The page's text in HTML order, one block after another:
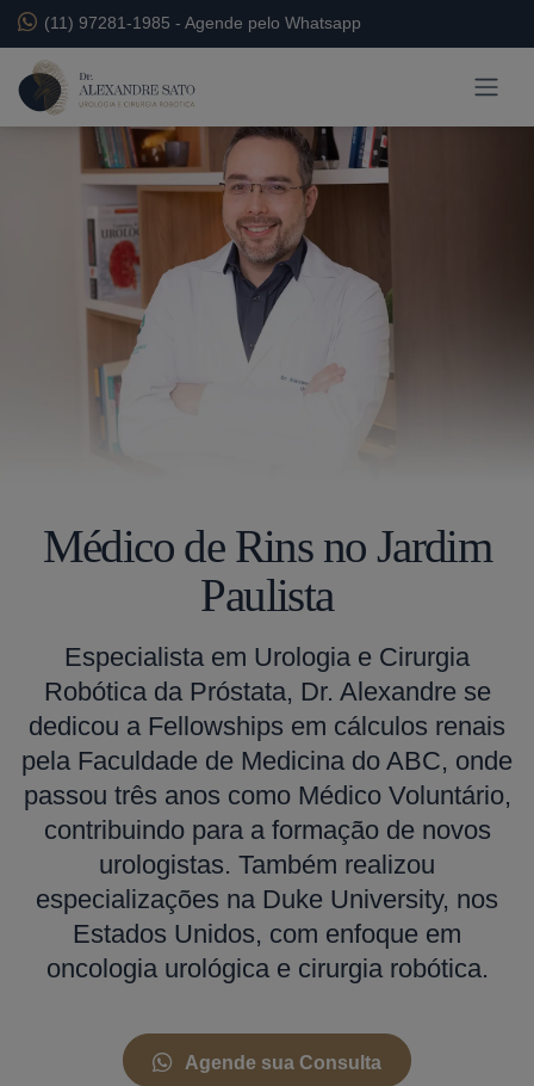
(11) 97281-1985 - Agende pelo Whatsapp
Médico de Rins no Jardim
Paulista
Especialista em Urologia e Cirurgia
Robótica da Próstata, Dr. Alexandre se
dedicou a Fellowships em cálculos renais
pela Faculdade de Medicina do ABC, onde
passou três anos como Médico Voluntário,
contribuindo para a formação de novos
urologistas. Também realizou
especializações na Duke University, nos
Estados Unidos, com enfoque em
oncologia urológica e cirurgia robótica.
Agende sua Consulta